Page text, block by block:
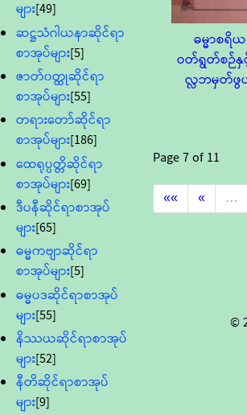
များ[49]
ဆဋ္ဌသံဂါယနာဆိုင်ရာ
စာအုပ်များ[5]
ဇာတ်၀တ္ထုဆိုင်ရာ
စာအုပ်များ[55]
တရားတော်ဆိုင်ရာ
စာအုပ်များ[186]
ထေရုပ္ပတ္တိဆိုင်ရာ
စာအုပ်များ[69]
ဒီပနီဆိုင်ရာစာအုပ်
များ[65]
ဓမ္မကဗျာဆိုင်ရာ
စာအုပ်များ[5]
ဓမ္မပဒဆိုင်ရာစာအုပ်
များ[55]
နိဿယဆိုင်ရာစာအုပ်
များ[52]
နီတိဆိုင်ရာစာအုပ်
များ[9]
ဓမ္မာစရိယ
ဝတ်ရွတ်စဉ်နှ
လ္လဘမှတ်
Page7of11
««
« …
©